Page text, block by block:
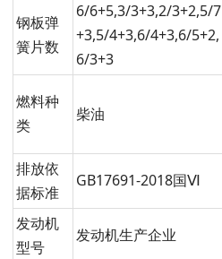
钢板弹
簧片数
6/6+5,3/3+3,2/3+2,5/7
+3,5/4+3,6/4+3,6/5+2,
6/3+3
燃料种
类
柴油
排放依
据标准
GB17691-2018国Ⅵ
发动机
型号
发动机生产企业